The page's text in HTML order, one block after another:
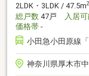
2LDK・3LDK / 47.5m2
総戸数 47戸 入居
価格帯 -
小田急小田原線
神奈川県厚木市